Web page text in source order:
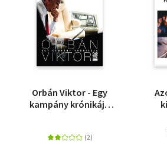
Természettudomány
Történelem
Vallás
EgyébOrbán Viktor - Egy
kampány krónikája